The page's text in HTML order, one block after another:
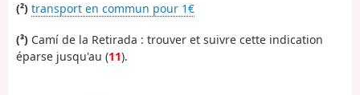
(²) transport en commun pour 1€
(³) Camí de la Retirada : trouver et suivre cette indication
éparse jusqu'au (11).